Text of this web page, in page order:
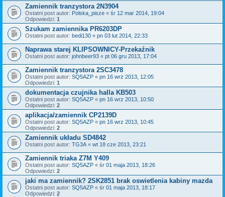
Zamiennik tranzystora 2N3904
Ostatni post autor: Polska_pisze « śr 12 mar 2014, 19:04
Odpowiedzi: 1
Szukam zamiennika PR6203DP
Ostatni post autor: bedi130 « pn 03 lut 2014, 22:33
Naprawa starej KLIPSOWNICY-Przekaźnik
Ostatni post autor: johnbeer93 « pt 06 gru 2013, 17:04
Zamiennik tranzystora 2SC3478
Ostatni post autor: SQ5AZP « pn 16 wrz 2013, 12:05
Odpowiedzi: 1
dokumentacja czujnika halla KB503
Ostatni post autor: SQ5AZP « pn 16 wrz 2013, 10:50
Odpowiedzi: 2
aplikacja/zamiennik CP2139D
Ostatni post autor: SQ5AZP « pn 16 wrz 2013, 10:45
Odpowiedzi: 2
Zamiennik układu SD4842
Ostatni post autor: TG3A « wt 18 cze 2013, 23:21
Zamiennik triaka Z7M Y409
Ostatni post autor: SQ5AZP « śr 01 maja 2013, 18:26
Odpowiedzi: 2
jaki ma zamiennik? 2SK2851 brak oswietlenia kabiny mazda
Ostatni post autor: SQ5AZP « śr 01 maja 2013, 18:17
Odpowiedzi: 2